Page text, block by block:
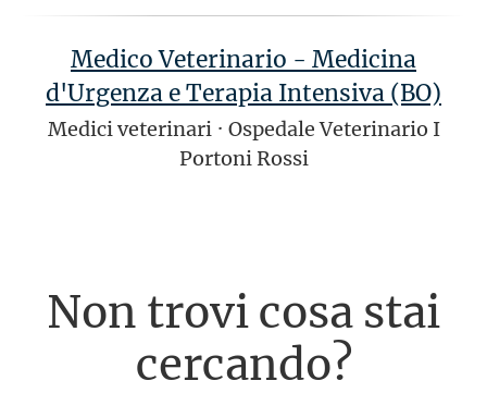
Medico Veterinario - Medicina
d'Urgenza e Terapia Intensiva (BO)
Medici veterinari · Ospedale Veterinario I
Portoni Rossi
Non trovi cosa stai
cercando?